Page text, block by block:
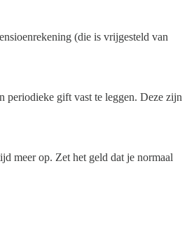
(die is vrijgesteld van
periodieke gift vast te leggen. Deze zijn
meer op. Zet het geld dat je normaal